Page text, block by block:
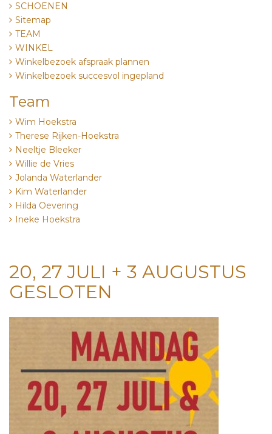
SCHOENEN
Sitemap
TEAM
WINKEL
Winkelbezoek afspraak plannen
Winkelbezoek succesvol ingepland
Team
Wim Hoekstra
Therese Rijken-Hoekstra
Neeltje Bleeker
Willie de Vries
Jolanda Waterlander
Kim Waterlander
Hilda Oevering
Ineke Hoekstra
20, 27 JULI + 3 AUGUSTUS
GESLOTEN